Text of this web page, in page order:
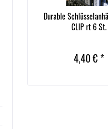
Durable
CLIP rt 6 St.
4,40 € *